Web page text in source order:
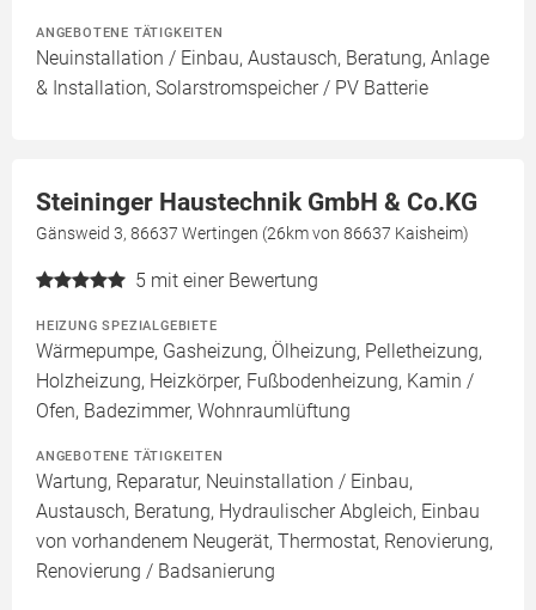
ANGEBOTENE TÄTIGKEITEN
Neuinstallation / Einbau, Austausch, Beratung, Anlage
& Installation, Solarstromspeicher / PV Batterie
Steininger Haustechnik GmbH & Co.KG
Gänsweid 3, 86637 Wertingen (26km von 86637 Kaisheim)
5 mit einer Bewertung
HEIZUNG SPEZIALGEBIETE
Wärmepumpe, Gasheizung, Ölheizung, Pelletheizung,
Holzheizung, Heizkörper, Fußbodenheizung, Kamin /
Ofen, Badezimmer, Wohnraumlüftung
ANGEBOTENE TÄTIGKEITEN
Wartung, Reparatur, Neuinstallation / Einbau,
Austausch, Beratung, Hydraulischer Abgleich, Einbau
von vorhandenem Neugerät, Thermostat, Renovierung,
Renovierung / Badsanierung